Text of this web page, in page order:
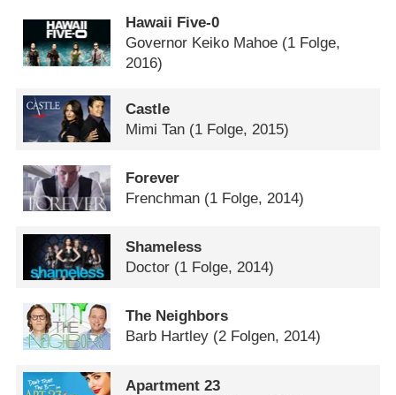
Hawaii Five-0
Governor Keiko Mahoe (1 Folge,
2016)
Castle
Mimi Tan (1 Folge, 2015)
Forever
Frenchman (1 Folge, 2014)
Shameless
Doctor (1 Folge, 2014)
The Neighbors
Barb Hartley (2 Folgen, 2014)
Apartment 23